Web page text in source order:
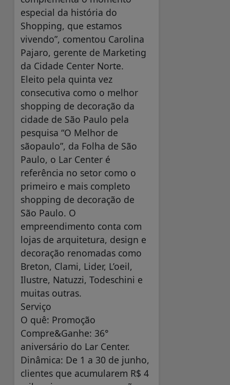
especial da história do
Shopping, que estamos
vivendo”, comentou Carolina
Pajaro, gerente de Marketing
da Cidade Center Norte.
Eleito pela quinta vez
consecutiva como o melhor
shopping de decoração da
cidade de São Paulo pela
pesquisa “O Melhor de
sãopaulo”, da Folha de São
Paulo, o Lar Center é
referência no setor como o
primeiro e mais completo
shopping de decoração de
São Paulo. O
empreendimento conta com
lojas de arquitetura, design e
decoração renomadas como
Breton, Clami, Lider, L’oeil,
Ilustre, Natuzzi, Todeschini e
muitas outras.
Serviço
O quê: Promoção
Compre&Ganhe: 36°
aniversário do Lar Center.
Dinâmica: De 1 a 30 de junho,
clientes que acumularem R$ 4